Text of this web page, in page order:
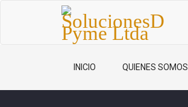
INICIO QUIENES SOMOS